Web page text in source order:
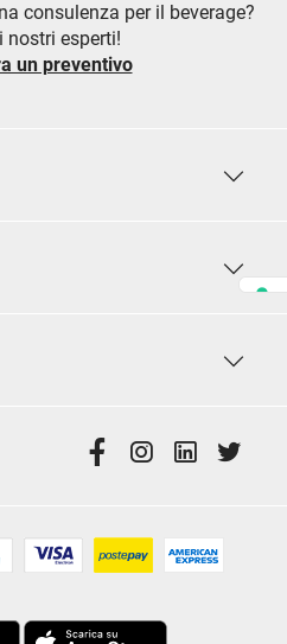
consulenza per il beverage?
nostri esperti!
un preventivo